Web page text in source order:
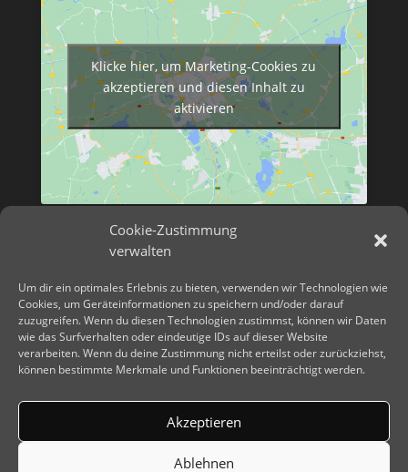
Cookie-Zustimmung
verwalten
Um dir ein optimales Erlebnis zu bieten, verwenden wir Technologien wie
Cookies, um Geräteinformationen zu speichern und/oder darauf
zuzugreifen. Wenn du diesen Technologien zustimmst, können wir Daten
wie das Surfverhalten oder eindeutige IDs auf dieser Website
verarbeiten. Wenn du deine Zustimmung nicht erteilst oder zurückziehst,
können bestimmte Merkmale und Funktionen beeinträchtigt werden.
Akzeptieren
Ablehnen
Klicke hier, um Marketing-Cookies zu
akzeptieren und diesen Inhalt zu
aktivieren